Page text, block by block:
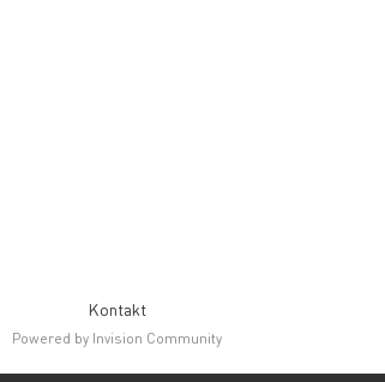
Kontakt
Powered by Invision Community